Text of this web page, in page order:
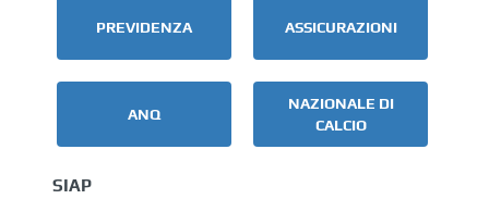
PREVIDENZA ASSICURAZIONI
ANQ
NAZIONALE DI
CALCIO
SIAP